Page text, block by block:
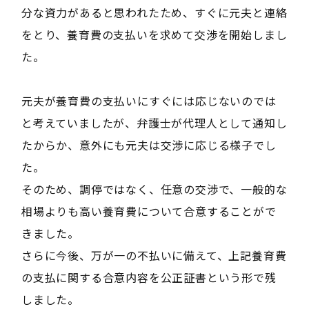
分な資力があると思われたため、すぐに元夫と連絡
をとり、養育費の支払いを求めて交渉を開始しまし
た。
元夫が養育費の支払いにすぐには応じないのでは
と考えていましたが、弁護士が代理人として通知し
たからか、意外にも元夫は交渉に応じる様子でし
た。
そのため、調停ではなく、任意の交渉で、一般的な
相場よりも高い養育費について合意することがで
きました。
さらに今後、万が一の不払いに備えて、上記養育費
の支払に関する合意内容を公正証書という形で残
しました。